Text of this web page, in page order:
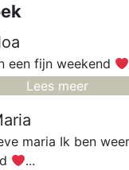
een fijn weekend
Lees meer
maria Ik ben weer
...